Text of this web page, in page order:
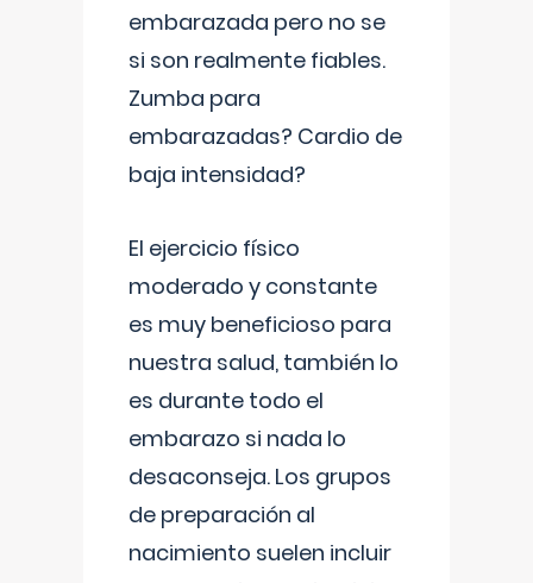
embarazada pero no se
si son realmente fiables.
Zumba para
embarazadas? Cardio de
baja intensidad?
El ejercicio físico
moderado y constante
es muy beneficioso para
nuestra salud, también lo
es durante todo el
embarazo si nada lo
desaconseja. Los grupos
de preparación al
nacimiento suelen incluir